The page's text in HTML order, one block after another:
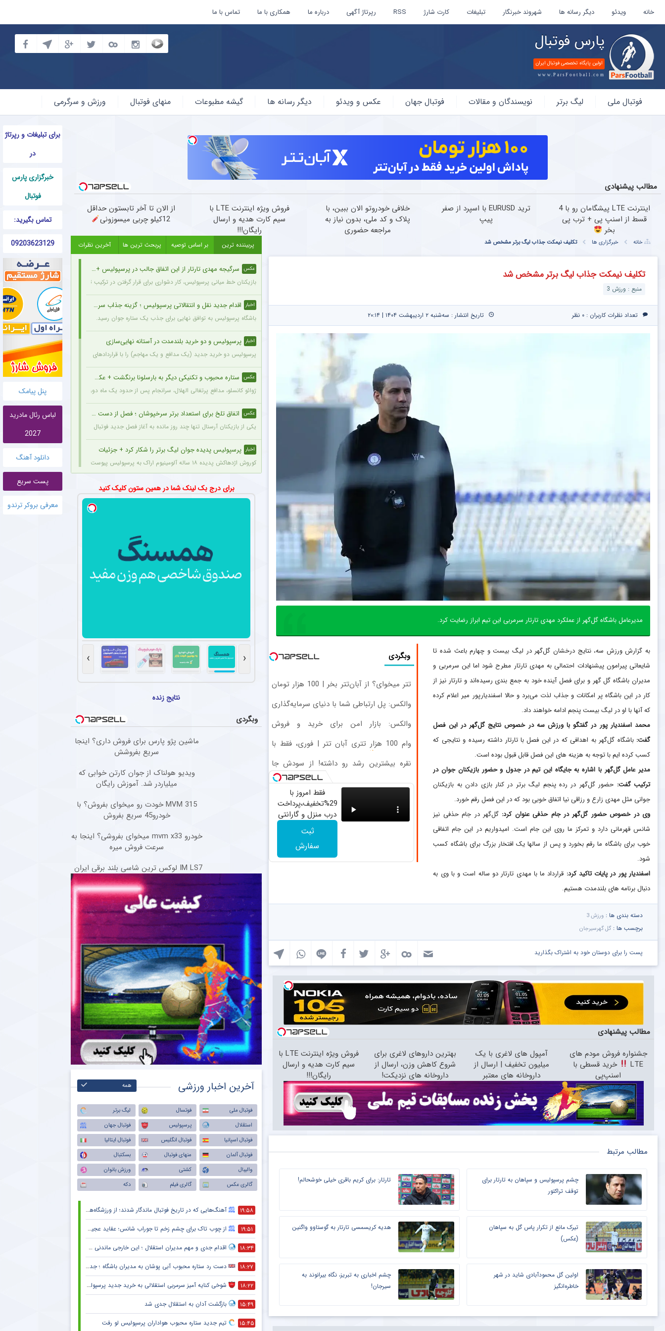
خانه ویدئو دیگر رسانه ها شهروند خبرنگار تبلیغات کارت شارژ RSS رپرتاژ آگهی درباره ما همکاری با ما تماس با ما
پارس فوتبال
اولین پایگاه تخصصی فوتبال ایران
www.ParsFootball.com
فوتبال
فوتبال ملی لیگ برتر نویسندگان و مقالات فوتبال جهان عکس و ویدئو دیگر رسانه ها گیشه مطبوعات منهای فوتبال ورزش و سرگرمی
برای تبلیغات و رپرتاژ
در
خبرگزاری پارس
فوتبال
تماس بگیرید:
09203623129
پنل پیامک
لباس رئال مادرید
2027
دانلود آهنگ
پست سریع
معرفی بروکر ترندو
مطالب پیشنهادی
اینترنت LTE پیشگامان رو با 4
قسط از اسنپ پی + ترب پی
بخر
ترید EURUSD با اسپرد از صفر
پیپ
خلافی خودروتو الان ببین، با
پلاک و کد ملی، بدون نیاز به
مراجعه حضوری
فروش ویژه اینترنت LTE با
سیم کارت هدیه و ارسال
رایگان!!!
از الان تا آخر تابستون حداقل
12کیلو چربی میسوزونی
خانه خبرگزاری ها تکلیف نیمکت جذاب لیگ برتر مشخص شد
تکلیف نیمکت جذاب لیگ برتر مشخص شد
منبع : ورزش 3
تعداد نظرات کاربران : ۰ نظر تاریخ انتشار : سه‌شنبه ۲ اردیبهشت ۱۴۰۴ | ۲۰:۱۴
مدیرعامل باشگاه گل‌گهر از عملکرد مهدی تارتار سرمربی این تیم ابراز رضایت کرد.
وبگردی
تتر میخوای؟ از آبان‌تتر بخر | 100 هزار تومان
والکس: پل ارتباطی شما با دنیای سرمایه‌گذاری
والکس: بازار امن برای خرید و فروش
وام 100 هزار تتری آبان تتر | فوری، فقط با
نقره بیشترین رشد رو داشته! از سودش جا
فقط امروز با
29%تخفیف،پرداخت
درب منزل و گارانتی
وات بخر
ثبت
سفارش
به گزارش ورزش سه، نتایج درخشان گل‌گهر در لیگ بیست و چهارم باعث شده تا
شایعاتی پیرامون پیشنهادات احتمالی به مهدی تارتار مطرح شود اما این سرمربی و
مدیران باشگاه گل گهر و برای فصل آینده خود به جمع بندی رسیده‌اند و تارتار نیز از
کار در این باشگاه پر امکانات و جذاب لذت می‌برد و حالا اسفندیارپور میر اعلام کرده
که آنها با او در لیگ بیست پنجم ادامه خواهند داد.
محمد اسفندیار پور در گفتگو با ورزش سه در خصوص نتایج گل‌گهر در این فصل
گفت: باشگاه گل‌گهر به اهدافی که در این فصل با تارتار داشته رسیده و نتایجی که
کسب کرده ایم با توجه به هزینه های این فصل قابل قبول بوده است.
مدیر عامل گل‌گهر با اشاره به جایگاه این تیم در جدول و حضور بازیکنان جوان در
ترکیب گفت: حضور گل‌گهر در رده پنجم لیگ برتر در کنار بازی دادن به بازیکنان
جوانی مثل مهدی زارع و رزاقی نیا اتفاق خوبی بود که در این فصل رقم خورد.
وی در خصوص حضور گل‌گهر در جام حذفی عنوان کرد: گل‌گهر در جام حذفی نیز
شانس قهرمانی دارد و‌ تمرکز ما روی این جام است. امیدواریم در این جام اتفاقی
خوب برای باشگاه ما رقم بخورد و پس از سالها یک افتخار بزرگ برای باشگاه کسب
شود.
اسفندیار پور در پایات تاکید کرد: قرارداد ما با مهدی تارتار دو ساله است و با وی به
دنبال برنامه های بلندمدت هستیم.
دسته بندی ها : ورزش 3
برچسب ها : گل گهرسیرجان
پست را برای دوستان خود به اشتراک بگذارید
مطالب پیشنهادی
جشنواره فروش مودم های
LTE
خرید قسطی با
اسنپ‌پی
آمپول های لاغری با یک
میلیون تخفیف | ارسال از
داروخانه های معتبر
بهترین داروهای لاغری برای
شروع کاهش وزن، ارسال از
داروخانه های نزدیکت!
فروش ویژه اینترنت LTE با
سیم کارت هدیه و ارسال
رایگان!!!
مطالب مرتبط
چشم پرسپولیس و سپاهان به تارتار برای
توقف تراکتور
تارتار: برای کریم باقری خیلی خوشحالم!
تیرک مانع از تکرار پاس گل به سپاهان
(عکس)
هدیه کریسمسی تارتار به گوستاوو واگنین
اولین گل محمودآبادی شاید در شهر
خاطره‌انگیز
چشم اخباری به تبریز، نگاه بیرانوند به
سیرجان!
پربیننده ترین بر اساس توصیه پربحث ترین ها آخرین نظرات
عکس سرگیجه مهدی تارتار از این اتفاق جالب در پرسپولیس + عکس
بازیکنان خط میانی پرسپولیس، کار دشواری برای قرار گرفتن در ترکیب ثابت این تیم خواهند داشت.
اخبار اقدام جدید نقل و انتقالاتی پرسپولیس ؛ گزینه جذاب سرخپوش می شود؟
باشگاه پرسپولیس به توافق نهایی برای جذب یک ستاره جوان رسید.
اخبار پرسپولیس و دو خرید بلندمدت در آستانه نهایی‌سازی
پرسپولیس دو خرید جدید (یک مدافع و یک مهاجم) را با قراردادهای بلندمدت نهایی کرده و امروز قرارداد
عکس ستاره محبوب و تکنیکی دیگر به بارسلونا برنگشت + عکس
ژوائو کانسلو، مدافع پرتغالی الهلال، سرانجام پس از حدود یک ماه دوری، به باشگاه عربستانی بازگشت.
عکس اتفاق تلخ برای استعداد برتر سرخپوشان ؛ فصل از دست رفت ؟ + عکس
یکی از بازیکنان آرسنال تنها چند روز مانده به آغاز فصل جدید فوتبال انگلیس، دچار مصدومیتی بسیار
اخبار پرسپولیس پدیده جوان لیگ برتر را شکار کرد + جزئیات
کوروش اژدهاکش پدیده ۱۸ ساله آلومینیوم اراک به پرسپولیس پیوست. مدت قرارداد اژدهاکش با پرسپولیس به مدت ۴ سال است.
چرا کاپیتان محبوب استقلال بازی نکرد؟
روزبه چشمی با وجود اینکه مشکلی از بابت مصدومیت ندارد، اما با نظر سرمربی استقلال در بازی دوستانه
شماره پیراهن ستاره های استقلال در فصل جدید اعلام شد + جزئیات
طبق تصاویری که رسانه رسمی استقلالی‌ها منتشر کرده، می‌توان شماره بازیکنان این تیم را در یک فهرست
احسان پهلوان وینگر فصل گذشته ذوب آهن، با عقد قراردادی یک ساله به تیم فجر شهیدسپاسی پیوست.
رقابت سخت هافبک‌های پرسپولیس برای ترکیب ثابت
بازیکنان خط میانی پرسپولیس، کار دشواری برای قرار گرفتن در ترکیب ثابت این تیم خواهند داشت.
تلاش پرسپولیس برای جذب ستاره محبوب نساجی
پرسپولیس همچنان برای جذب دانیال ایری از نساجی تلاش می‌کند، اما مخالفت نساجی باعث کاهش
اعلام تیم جدید ستاره محبوب هواداران تیم فوتبال پرسپولیس طی ۴۸ ساعت آینده
مرتضی پورعلی‌گنجی مدافع سابق تیم فوتبال پرسپولیس تصمیم خود را برای ادامه فوتبال در خارج از کشور
متلک سنگین پیشکسوت استقلال به اقدام جنجالی مهدی تاج در فدراسیون فوتبال
علی چینی پیشکسوت استقلال گفت : قهرمانی حق مسلم استقلال بود و فدراسیون باید آن را اعلام می‌کرد.
برای درج بک لینک شما در همین ستون کلیک کنید
‹
›
نتایج زنده
وبگردی
ماشین پژو پارس برای فروش داری؟ اینجا
سریع بفروشش
ویدیو هولناک از جوان کارتن خوابی که
میلیاردر شد. آموزش رایگان
MVM 315 خودت رو میخوای بفروش؟ با
خودرو45 سریع بفروش
خودرو mvm x33 میخوای بفروشی؟ اینجا به
سرعت فروش میره
IM LS7 لوکس ترین شاسی بلند برقی ایران
آخرین اخبار ورزشی همه
فوتبال ملی فوتسال
لیگ برتر
استقلال
پرسپولیس
فوتبال جهان
فوتبال اسپانیا
فوتبال انگلیس
فوتبال ایتالیا
فوتبال آلمان
منهای فوتبال
بسکتبال
والیبال
کشتی
ورزش بانوان
گالری عکس
گالری فیلم دکه
۱۹:۵۸ آهنگ‌هایی که در تاریخ فوتبال ماندگار شدند؛ از ورزشگاه‌های اروپا تا جام جهانی
۱۹:۵۱ از چوب تاک برای چشم زخم تا جوراب شانس؛ عقاید عجیب فوتبالیست‌ها!
۱۸:۳۴ اقدام جدی و مهم مدیران استقلال ؛ این خارجی ماندنی شد
۱۸:۲۷ دست رد ستاره محبوب آبی پوشان به مدیران باشگاه ؛ جدایی قطعی است !
۱۸:۲۲ شوخی کنایه آمیز سرمربی استقلالی به خرید جدید پرسپولیس
۱۵:۴۹ بازگشت آدان به استقلال جدی شد
۱۵:۴۵ تیم جدید ستاره محبوب هواداران پرسپولیس لو رفت